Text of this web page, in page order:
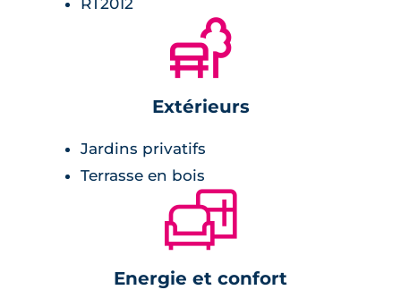
école à 600 mètres,
gymnase à 2,5 km,
terrain de pétanque à 500 mètres,
🌲
Extérieurs
Jardins privatifs
Terrasse en bois
🛋
Energie et confort